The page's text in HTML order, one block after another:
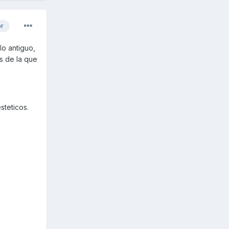
antiguo,
de la que